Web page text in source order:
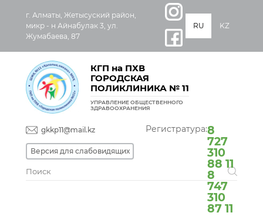
г. Алматы, Жетысуский район,
микр - н Айнабулак 3, ул.
Жумабаева, 87
RU KZ
КГП на ПХВ
ГОРОДСКАЯ
ПОЛИКЛИНИКА № 11
УПРАВЛЕНИЕ ОБЩЕСТВЕННОГО
ЗДРАВООХРАНЕНИЯ
gkkp11@mail.kz
Версия для слабовидящих
Регистратура:8
727
310
88 11
8
747
310
87 11